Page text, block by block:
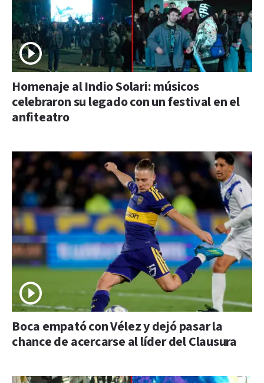
Homenaje al Indio Solari: músicos
celebraron su legado con un festival en el
anfiteatro
Boca empató con Vélez y dejó pasar la
chance de acercarse al líder del Clausura